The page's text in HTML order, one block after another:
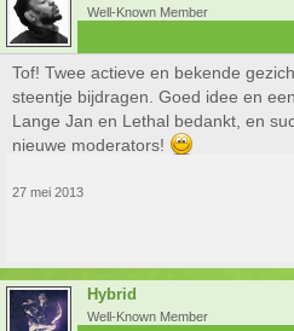
Well-Known Member
Tof! Twee actieve en bekende
steentje bijdragen. Goed idee en
Lange Jan en Lethal bedankt, en
nieuwe moderators!
27 mei 2013
Hybrid
Well-Known Member